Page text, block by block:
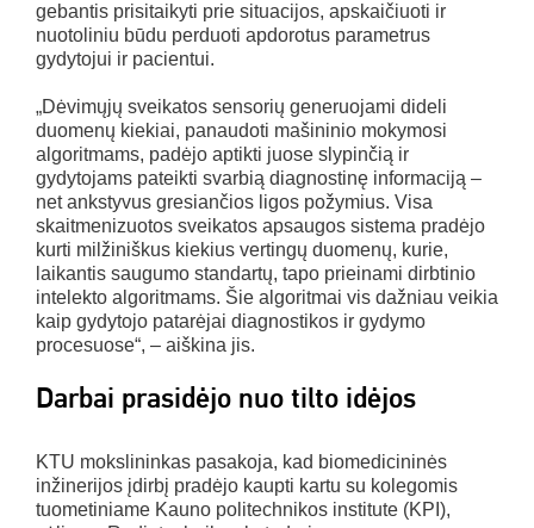
gebantis prisitaikyti prie situacijos, apskaičiuoti ir
nuotoliniu būdu perduoti apdorotus parametrus
gydytojui ir pacientui.
„Dėvimųjų sveikatos sensorių generuojami dideli
duomenų kiekiai, panaudoti mašininio mokymosi
algoritmams, padėjo aptikti juose slypinčią ir
gydytojams pateikti svarbią diagnostinę informaciją –
net ankstyvus gresiančios ligos požymius. Visa
skaitmenizuotos sveikatos apsaugos sistema pradėjo
kurti milžiniškus kiekius vertingų duomenų, kurie,
laikantis saugumo standartų, tapo prieinami dirbtinio
intelekto algoritmams. Šie algoritmai vis dažniau veikia
kaip gydytojo patarėjai diagnostikos ir gydymo
procesuose“, – aiškina jis.
Darbai prasidėjo nuo tilto idėjos
KTU mokslininkas pasakoja, kad biomedicininės
inžinerijos įdirbį pradėjo kaupti kartu su kolegomis
tuometiniame Kauno politechnikos institute (KPI),